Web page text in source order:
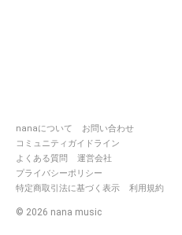
nanaについて
お問い合わせ
コミュニティガイドライン
よくある質問
運営会社
プライバシーポリシー
特定商取引法に基づく表示
利用規約
© 2026 nana music